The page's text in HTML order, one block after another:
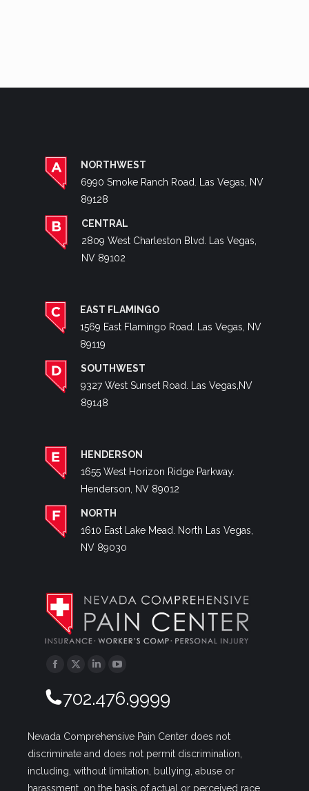
NORTHWEST
6990 Smoke Ranch Road. Las Vegas, NV
89128
CENTRAL
2809 West Charleston Blvd. Las Vegas,
NV 89102
EAST FLAMINGO
1569 East Flamingo Road. Las Vegas, NV
89119
SOUTHWEST
9327 West Sunset Road. Las Vegas,NV
89148
HENDERSON
1655 West Horizon Ridge Parkway.
Henderson, NV 89012
NORTH
1610 East Lake Mead. North Las Vegas,
NV 89030
Facebook
Twitter
702.476.9999
Nevada Comprehensive Pain Center does not
discriminate and does not permit discrimination,
including, without limitation, bullying, abuse or
harassment, on the basis of actual or perceived race,